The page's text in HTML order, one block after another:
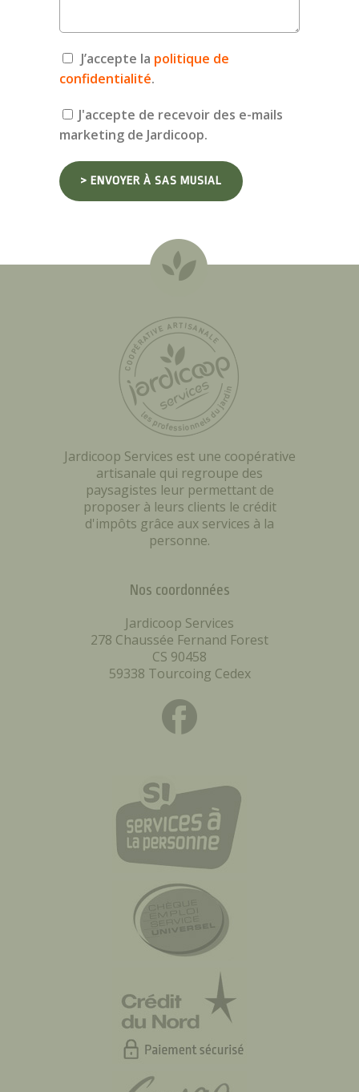
J’accepte la politique de
confidentialité.
J'accepte de recevoir des e-mails
marketing de Jardicoop.
Jardicoop Services est une coopérative
artisanale qui regroupe des
paysagistes leur permettant de
proposer à leurs clients le crédit
d'impôts grâce aux services à la
personne.
Nos coordonnées
Jardicoop Services
278 Chaussée Fernand Forest
CS 90458
59338 Tourcoing Cedex